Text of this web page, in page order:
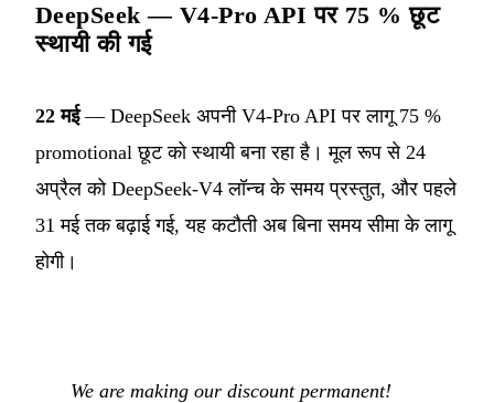
DeepSeek — V4-Pro API पर 75 % छूट
स्थायी की गई
22 मई— DeepSeek अपनी V4-Pro API पर लागू 75 %
promotional छूट को स्थायी बना रहा है। मूल रूप से 24
अप्रैल को DeepSeek-V4 लॉन्च के समय प्रस्तुत, और पहले
31 मई तक बढ़ाई गई, यह कटौती अब बिना समय सीमा के लागू
होगी।
We are making our discount permanent!